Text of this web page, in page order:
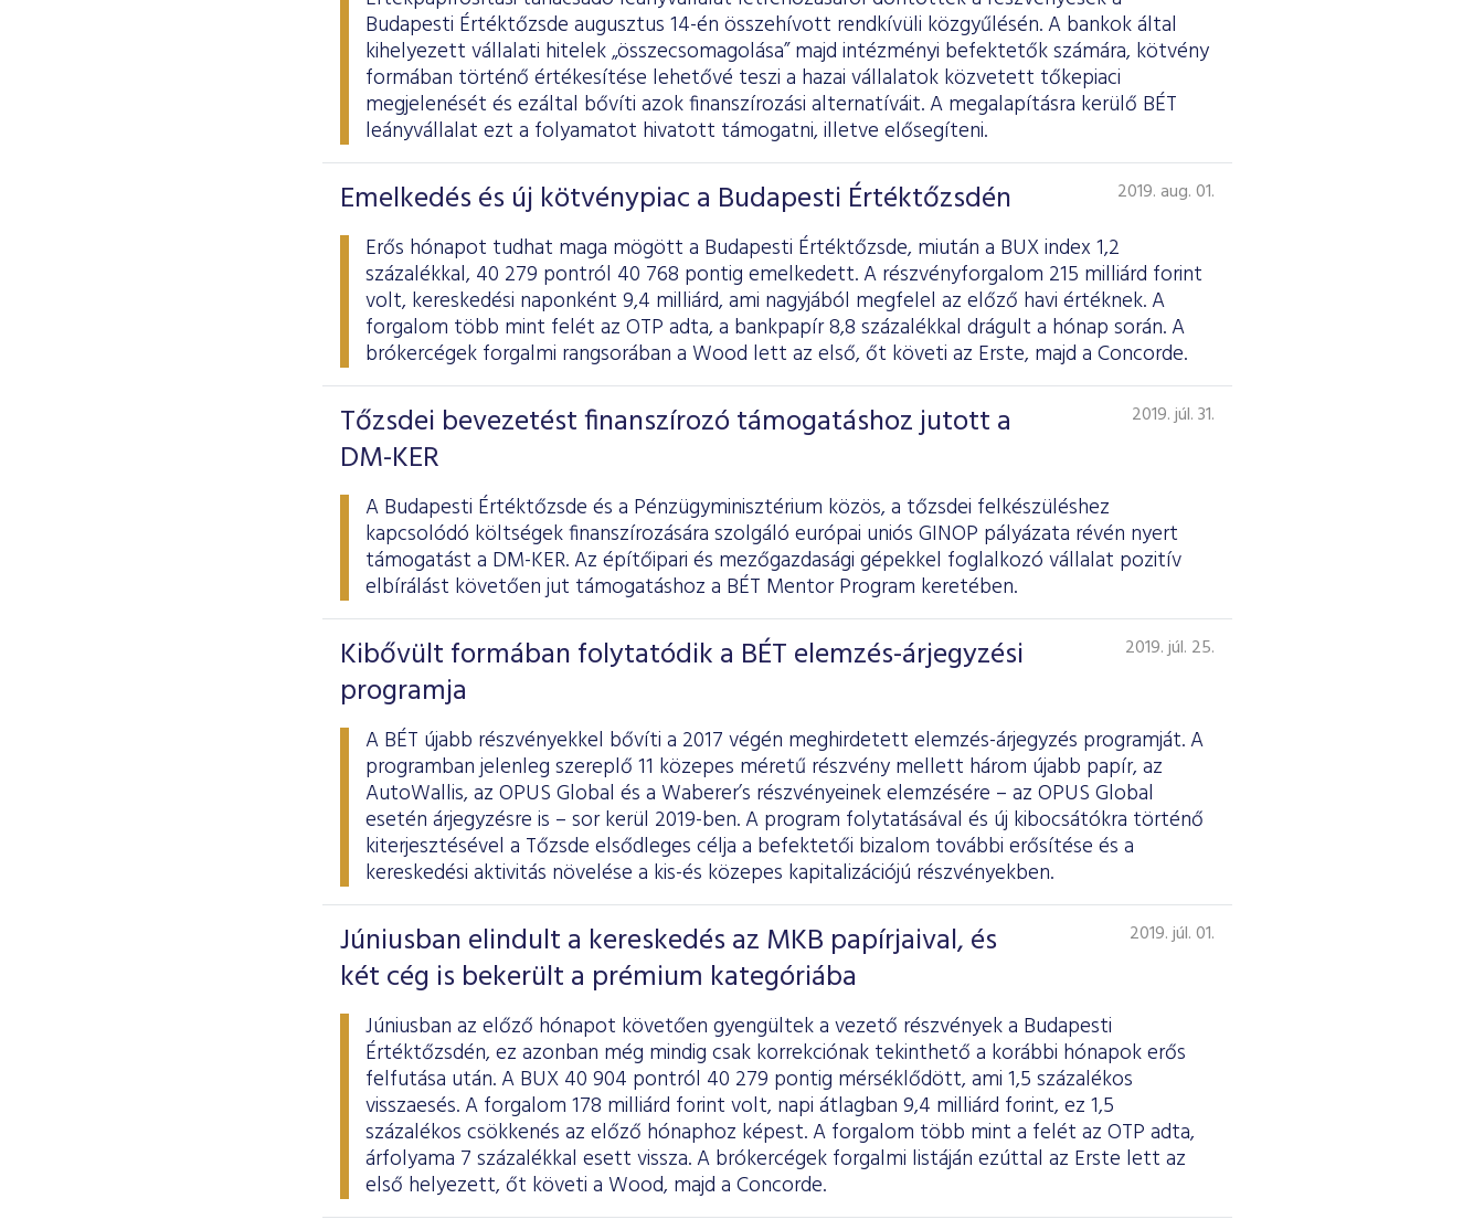
Budapesti Értéktőzsde augusztus 14-én összehívott rendkívüli közgyűlésén. A bankok által
kihelyezett vállalati hitelek „összecsomagolása” majd intézményi befektetők számára, kötvény
formában történő értékesítése lehetővé teszi a hazai vállalatok közvetett tőkepiaci
megjelenését és ezáltal bővíti azok finanszírozási alternatíváit. A megalapításra kerülő BÉT
leányvállalat ezt a folyamatot hivatott támogatni, illetve elősegíteni.
Emelkedés és új kötvénypiac a Budapesti Értéktőzsdén 2019. aug. 01.
Erős hónapot tudhat maga mögött a Budapesti Értéktőzsde, miután a BUX index 1,2
százalékkal, 40 279 pontról 40 768 pontig emelkedett. A részvényforgalom 215 milliárd forint
volt, kereskedési naponként 9,4 milliárd, ami nagyjából megfelel az előző havi értéknek. A
forgalom több mint felét az OTP adta, a bankpapír 8,8 százalékkal drágult a hónap során. A
brókercégek forgalmi rangsorában a Wood lett az első, őt követi az Erste, majd a Concorde.
Tőzsdei bevezetést finanszírozó támogatáshoz jutott a
DM-KER
2019. júl. 31.
A Budapesti Értéktőzsde és a Pénzügyminisztérium közös, a tőzsdei felkészüléshez
kapcsolódó költségek finanszírozására szolgáló európai uniós GINOP pályázata révén nyert
támogatást a DM-KER. Az építőipari és mezőgazdasági gépekkel foglalkozó vállalat pozitív
elbírálást követően jut támogatáshoz a BÉT Mentor Program keretében.
Kibővült formában folytatódik a BÉT elemzés-árjegyzési
programja
2019. júl. 25.
A BÉT újabb részvényekkel bővíti a 2017 végén meghirdetett elemzés-árjegyzés programját. A
programban jelenleg szereplő 11 közepes méretű részvény mellett három újabb papír, az
AutoWallis, az OPUS Global és a Waberer’s részvényeinek elemzésére – az OPUS Global
esetén árjegyzésre is – sor kerül 2019-ben. A program folytatásával és új kibocsátókra történő
kiterjesztésével a Tőzsde elsődleges célja a befektetői bizalom további erősítése és a
kereskedési aktivitás növelése a kis-és közepes kapitalizációjú részvényekben.
Júniusban elindult a kereskedés az MKB papírjaival, és
két cég is bekerült a prémium kategóriába
2019. júl. 01.
Júniusban az előző hónapot követően gyengültek a vezető részvények a Budapesti
Értéktőzsdén, ez azonban még mindig csak korrekciónak tekinthető a korábbi hónapok erős
felfutása után. A BUX 40 904 pontról 40 279 pontig mérséklődött, ami 1,5 százalékos
visszaesés. A forgalom 178 milliárd forint volt, napi átlagban 9,4 milliárd forint, ez 1,5
százalékos csökkenés az előző hónaphoz képest. A forgalom több mint a felét az OTP adta,
árfolyama 7 százalékkal esett vissza. A brókercégek forgalmi listáján ezúttal az Erste lett az
első helyezett, őt követi a Wood, majd a Concorde.